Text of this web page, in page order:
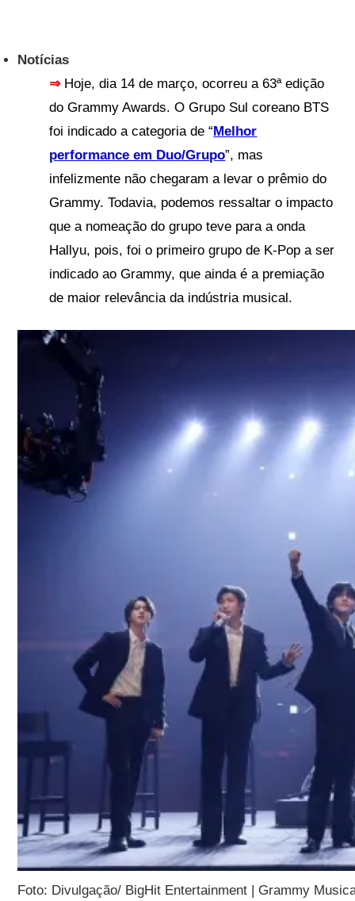
Notícias
⇒ Hoje, dia 14 de março, ocorreu a 63ª edição
do Grammy Awards. O Grupo Sul coreano BTS
foi indicado a categoria de “Melhor
performance em Duo/Grupo”, mas
infelizmente não chegaram a levar o prêmio do
Grammy. Todavia, podemos ressaltar o impacto
que a nomeação do grupo teve para aonda
Hallyu, pois, foi o primeiro grupo de K-Pop a ser
indicado ao Grammy, que ainda é a premiação
de maior relevância da indústria musical.
Foto: Divulgação/ BigHit Entertainment | Grammy